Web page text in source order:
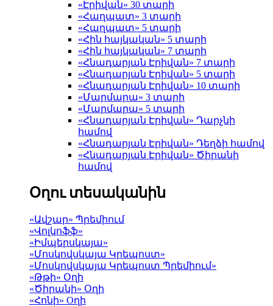
«Էրիվան» 30 տարի
«Հաղպատ» 3 տարի
«Հաղպատ» 5 տարի
«Հին հայկական» 5 տարի
«Հին հայկական» 7 տարի
«Հնադարյան Էրիվան» 7 տարի
«Հնադարյան Էրիվան» 5 տարի
«Հնադարյան Էրիվան» 10 տարի
«Մարմարա» 3 տարի
«Մարմարա» 5 տարի
«Հնադարյան Էրիվան» Դարչնի
համով
«Հնադարյան Էրիվան» Դեղձի համով
«Հնադարյան Էրիվան» Ծիրանի
համով
Օղու տեսականին
«Ավշար» Պրեմիում
«Վոլկոֆֆ»
«Իմպերսկայա»
«Մոսկովսկայա Կրեպոստ»
«Մոսկովսկայա Կրեպոստ Պրեմիում»
«Թթի» Օղի
«Ծիրանի» Օղի
«Հոնի» Оղի